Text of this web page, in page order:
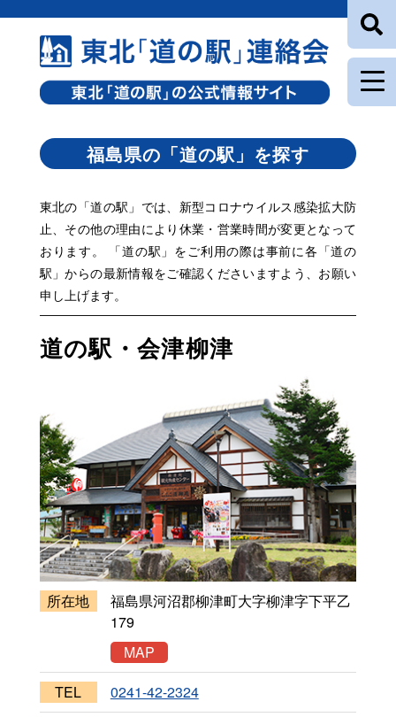
福島県の「道の駅」を探す
東北の「道の駅」では、新型コロナウイルス感染拡大防
止、その他の理由により休業・営業時間が変更となって
おります。 「道の駅」をご利用の際は事前に各「道の
駅」からの最新情報をご確認くださいますよう、お願い
申し上げます。
道の駅・会津柳津
所在地
福島県河沼郡柳津町大字柳津字下平乙
179
MAP
TEL
0241-42-2324